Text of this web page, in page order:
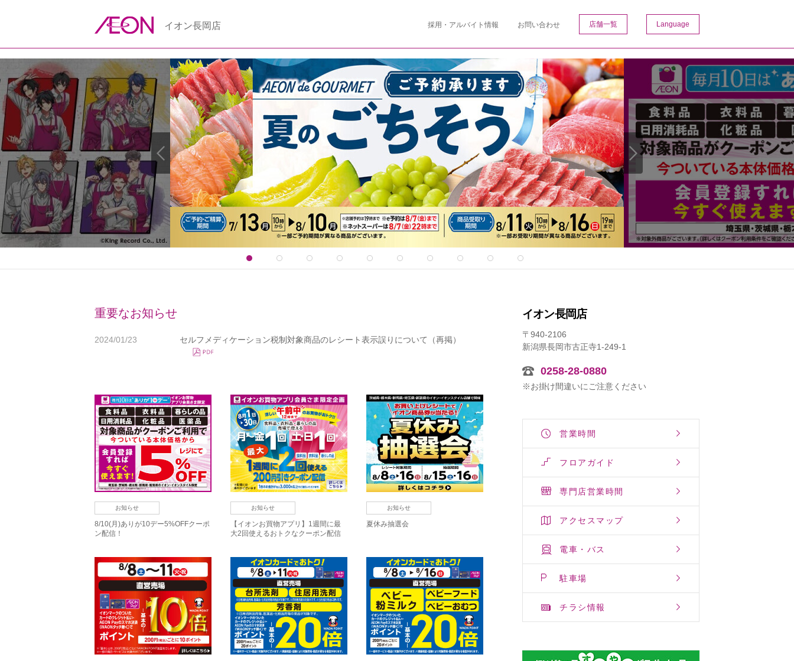
イオン長岡店 採用・アルバイト情報 お問い合わせ 店舗一覧 Language
重要なお知らせ
2024/01/23 セルフメディケーション税制対象商品のレシート表示誤りについて（再掲）
お知らせ
8/10(月)ありが10デー5%OFFクーポ
ン配信！
お知らせ
【イオンお買物アプリ】1週間に最
大2回使えるおトクなクーポン配信
お知らせ
夏休み抽選会
イオン長岡店
〒940-2106
新潟県長岡市古正寺1-249-1
0258-28-0880
※お掛け間違いにご注意ください
営業時間
フロアガイド
専門店営業時間
アクセスマップ
電車・バス
駐車場
チラシ情報